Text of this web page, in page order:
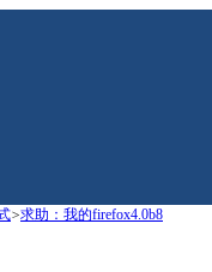
>求助：我的firefox4.0b8